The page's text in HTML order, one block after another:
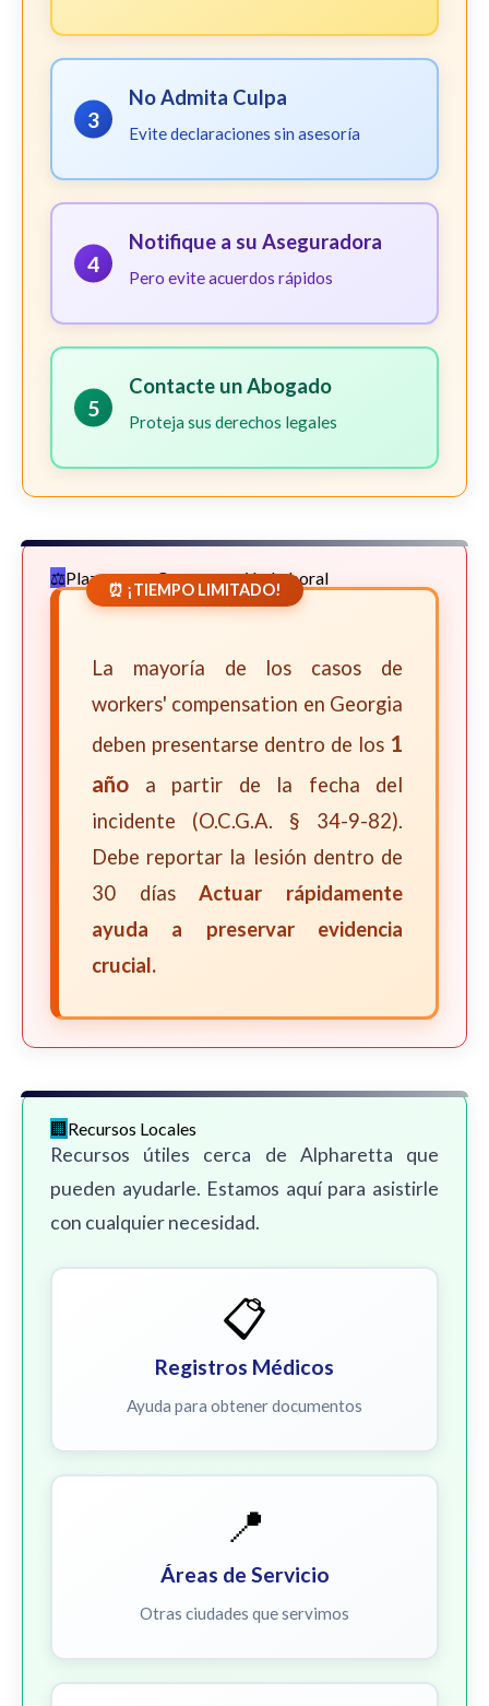
3
No Admita Culpa
Evite declaraciones sin asesoría
4
Notifique a su Aseguradora
Pero evite acuerdos rápidos
5
Contacte un Abogado
Proteja sus derechos legales
Plazos para Compensación Laboral
⏰ ¡TIEMPO LIMITADO!
La mayoría de los casos de
workers' compensation en Georgia
deben presentarse dentro de los 1
año a partir de la fecha del
incidente (O.C.G.A. § 34-9-82).
Debe reportar la lesión dentro de
30 díasActuar rápidamente
ayuda a preservar evidencia
crucial.
Recursos Locales
Recursos útiles cerca de Alpharetta que
pueden ayudarle. Estamos aquí para asistirle
con cualquier necesidad.
📋
Registros Médicos
Ayuda para obtener documentos
📍
Áreas de Servicio
Otras ciudades que servimos